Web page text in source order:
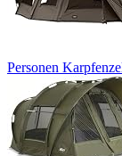
Personen